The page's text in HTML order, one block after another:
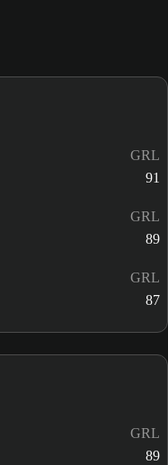
GRL
91
GRL
89
GRL
87
GRL
89